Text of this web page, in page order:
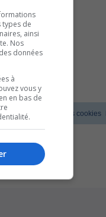
Supprimer les cookies
types de
ainsi
Nos
données
à
vous y
en bas de